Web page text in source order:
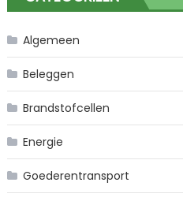
Algemeen
Beleggen
Brandstofcellen
Energie
Goederentransport